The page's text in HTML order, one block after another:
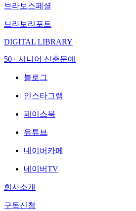
브라보스페셜
브라보리포트
DIGITAL LIBRARY
50+ 시니어 신춘문예
블로그
인스타그램
페이스북
유튜브
네이버카페
네이버TV
회사소개
구독신청